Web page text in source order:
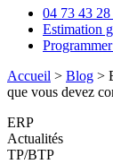
04 73 43 28
Estimation
Accueil > Blog >
que vous devez
ERP
Actualités
TP/BTP